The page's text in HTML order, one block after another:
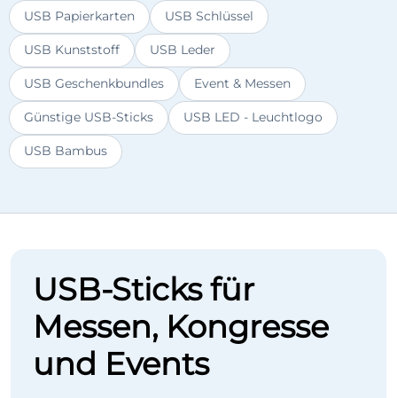
USB Papierkarten USB Schlüssel
USB Kunststoff USB Leder
USB Geschenkbundles Event & Messen
Günstige USB-Sticks USB LED - Leuchtlogo
USB Bambus
USB-Sticks für
Messen, Kongresse
und Events